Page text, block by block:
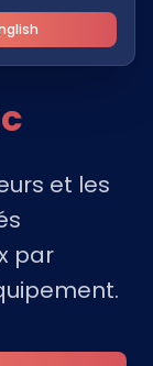
et les
par